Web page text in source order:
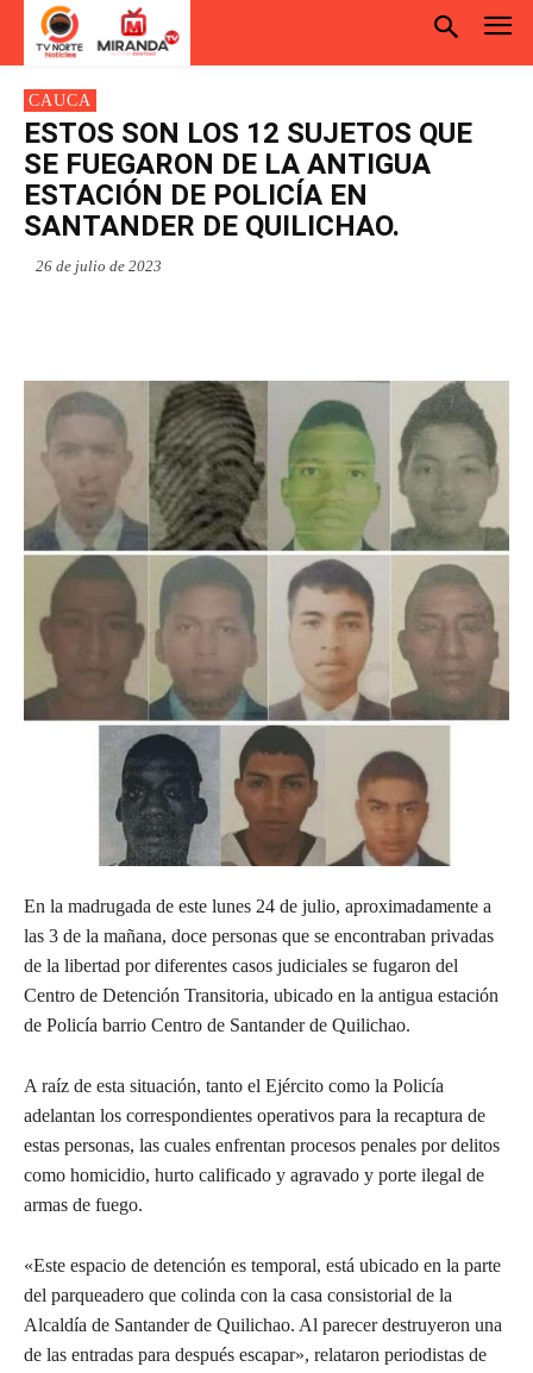
CAUCA
ESTOS SON LOS 12 SUJETOS QUE
SE FUEGARON DE LA ANTIGUA
ESTACIÓN DE POLICÍA EN
SANTANDER DE QUILICHAO.
26 de julio de 2023
En la madrugada de este lunes 24 de julio, aproximadamente a
las 3 de la mañana, doce personas que se encontraban privadas
de la libertad por diferentes casos judiciales se fugaron del
Centro de Detención Transitoria, ubicado en la antigua estación
de Policía barrio Centro de Santander de Quilichao.
A raíz de esta situación, tanto el Ejército como la Policía
adelantan los correspondientes operativos para la recaptura de
estas personas, las cuales enfrentan procesos penales por delitos
como homicidio, hurto calificado y agravado y porte ilegal de
armas de fuego.
«Este espacio de detención es temporal, está ubicado en la parte
del parqueadero que colinda con la casa consistorial de la
Alcaldía de Santander de Quilichao. Al parecer destruyeron una
de las entradas para después escapar», relataron periodistas de